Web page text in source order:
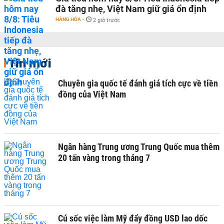
đà tăng nhẹ, Việt Nam giữ giá ổn định
HÀNG HÓA - 2 giờ trước
Tin mới
Chuyên gia quốc tế đánh giá tích cực về tiền
đồng của Việt Nam
Ngân hàng Trung ương Trung Quốc mua thêm
20 tấn vàng trong tháng 7
Cú sốc việc làm Mỹ đẩy đồng USD lao dốc